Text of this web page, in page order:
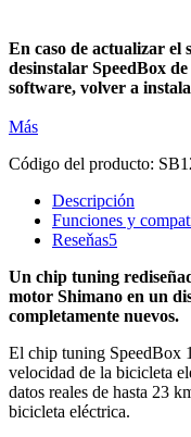
En caso de actualizar el
desinstalar SpeedBox
software, volver a
Más
Código del producto:
Descripción
Funciones y
Reseňas5
Un chip tuning
motor Shimano en un
completamente nuevos.
El chip tuning SpeedBox
velocidad de la bicicleta
datos reales de hasta 23
bicicleta eléctrica.